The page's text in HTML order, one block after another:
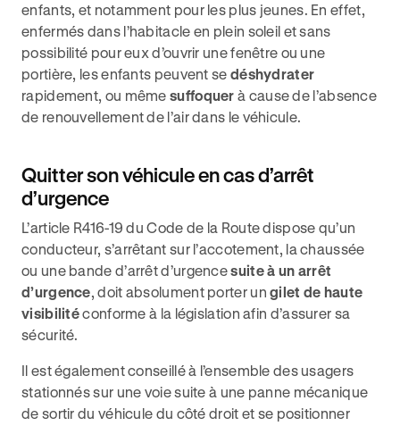
enfants, et notamment pour les plus jeunes. En effet,
enfermés dans l’habitacle en plein soleil et sans
possibilité pour eux d’ouvrir une fenêtre ou une
portière, les enfants peuvent se déshydrater
rapidement, ou mêmesuffoquer à cause de l’absence
de renouvellement de l’air dans le véhicule.
Quitter son véhicule en cas d’arrêt
d’urgence
L’article R416-19 du Code de la Route dispose qu’un
conducteur, s’arrêtant sur l’accotement, la chaussée
ou une bande d’arrêt d’urgencesuite à un arrêt
d’urgence, doit absolument porter ungilet de haute
visibilitéconforme à la législation afin d’assurer sa
sécurité.
Il est également conseillé à l’ensemble des usagers
stationnés sur une voie suite à une panne mécanique
de sortir du véhicule du côté droit et se positionner